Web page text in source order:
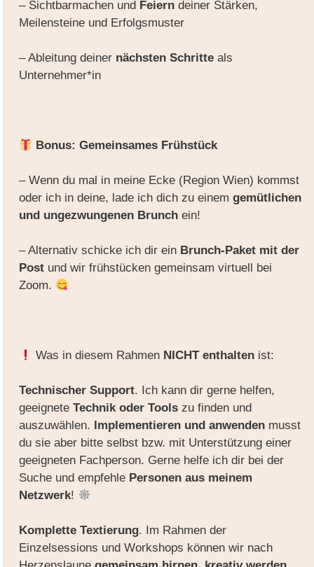
– Sichtbarmachen und Feierndeiner Stärken,
Meilensteine und Erfolgsmuster
– Ableitung deiner nächsten Schritteals
Unternehmer*in
Bonus: Gemeinsames Frühstück
– Wenn du mal in meine Ecke (Region Wien) kommst
oder ich in deine, lade ich dich zu einem gemütlichen
und ungezwungenen Brunchein!
– Alternativ schicke ich dir ein Brunch-Paket mit der
Postund wir frühstücken gemeinsam virtuell bei
Zoom.
Was in diesem Rahmen NICHT enthalten ist:
Technischer Support. Ich kann dir gerne helfen,
geeignete Technik oder Toolszu finden und
auszuwählen.
Implementieren und anwendenmusst
du sie aber bitte selbst bzw. mit Unterstützung einer
geeigneten Fachperson. Gerne helfe ich dir bei der
Suche und empfehle Personen aus meinem
Netzwerk!
Komplette Textierung. Im Rahmen der
Einzelsessions und Workshops können wir nach